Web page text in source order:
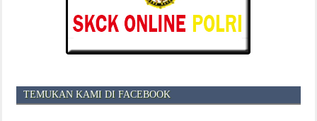
TEMUKAN KAMI DI FACEBOOK